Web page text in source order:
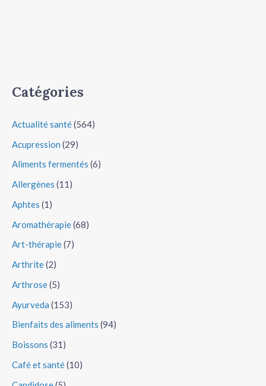
Catégories
Actualité santé(564)
Acupression (29)
Aliments fermentés (6)
Allergènes (11)
Aphtes (1)
Aromathérapie(68)
Art-thérapie(7)
Arthrite(2)
Arthrose(5)
Ayurveda (153)
Bienfaits des aliments (94)
Boissons (31)
Café et santé(10)